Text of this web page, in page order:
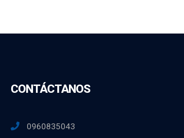
CONTÁCTANOS
0960835043